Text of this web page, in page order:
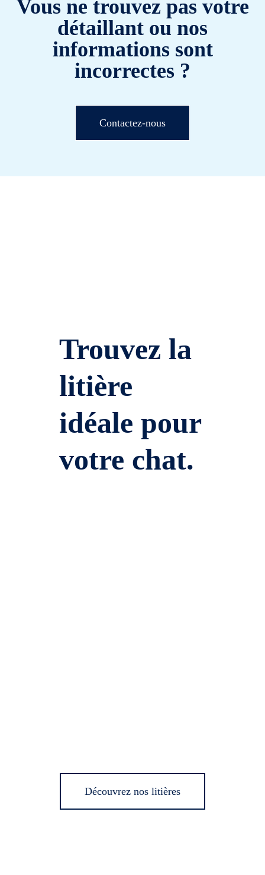
Vous ne trouvez pas votre
détaillant ou nos
informations sont
incorrectes ?
Contactez-nous
Trouvez la
litière
idéale pour
votre chat.
Découvrez nos litières